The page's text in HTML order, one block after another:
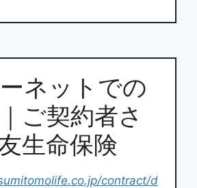
ネットでの
ご契約者さ
生命保険
contract/d